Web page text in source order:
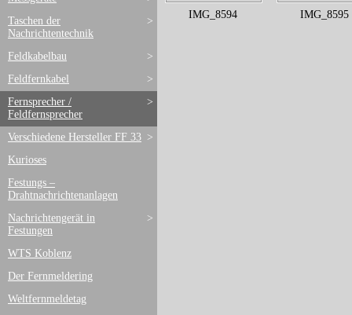
>
Taschen der
Nachrichtentechnik
>
Feldkabelbau
>
Feldfernkabel
>
Fernsprecher /
Feldfernsprecher
>
Verschiedene Hersteller FF 33
Kurioses
Festungs –
Drahtnachrichtenanlagen
>
Nachrichtengerät in
Festungen
WTS Koblenz
Der Fernmeldering
Weltfernmeldetag
IMG_8594 IMG_8595